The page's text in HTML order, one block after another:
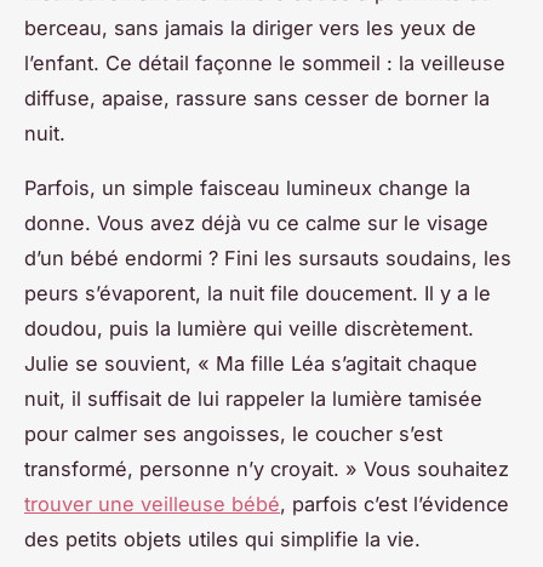
berceau, sans jamais la diriger vers les yeux de
l’enfant. Ce détail façonne le sommeil : la veilleuse
diffuse, apaise, rassure sans cesser de borner la
nuit.
Parfois, un simple faisceau lumineux change la
donne. Vous avez déjà vu ce calme sur le visage
d’un bébé endormi ? Fini les sursauts soudains, les
peurs s’évaporent, la nuit file doucement. Il y a le
doudou, puis la lumière qui veille discrètement.
Julie se souvient, « Ma fille Léa s’agitait chaque
nuit, il suffisait de lui rappeler la lumière tamisée
pour calmer ses angoisses, le coucher s’est
transformé, personne n’y croyait. » Vous souhaitez
trouver une veilleuse bébé, parfois c’est l’évidence
des petits objets utiles qui simplifie la vie.